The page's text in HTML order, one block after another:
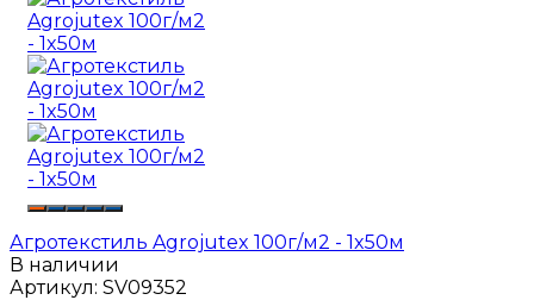
Агротекстиль Agrojutex 100г/м2 - 1x50м
В наличии
Артикул: SV09352